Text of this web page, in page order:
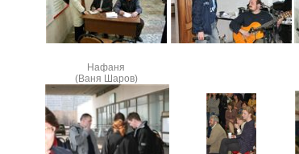
Нафаня
(Ваня Шаров)